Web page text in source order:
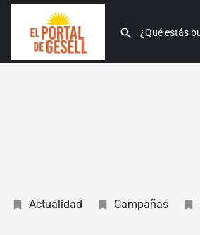
Actualidad Campañas